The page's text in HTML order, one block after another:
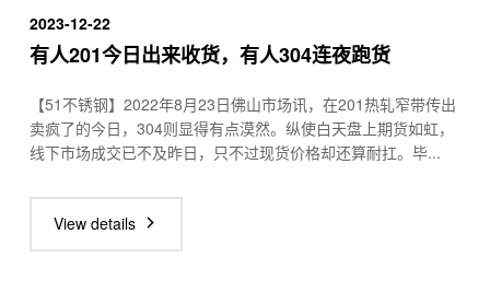
2023-12-22
有人201今日出来收货，有人304连夜跑货
【51不锈钢】2022年8月23日佛山市场讯，在201热轧窄带传出
卖疯了的今日，304则显得有点漠然。纵使白天盘上期货如虹，
线下市场成交已不及昨日，只不过现货价格却还算耐扛。毕...
View details